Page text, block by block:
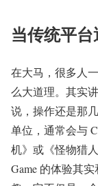
当传统平
在大马，很多人
么大道理。其实
说，操作还是那
单位，通常会与
机》或《怪物猎
Game 的体验其